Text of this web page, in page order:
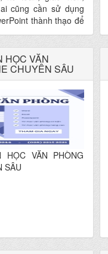
cũng cần sử dụng
thành thạo để
hơn.
HỌC VĂN
CHUYÊN SÂU
HỌC VĂN PHÒNG
SÂU